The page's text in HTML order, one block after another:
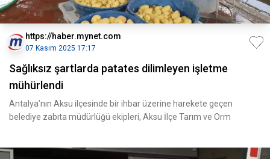
https://haber.mynet.com
07 Kasım 2025 17:17
Sağlıksız şartlarda patates dilimleyen işletme
mühürlendi
Antalya’nın Aksu ilçesinde bir ihbar üzerine harekete geçen
belediye zabıta müdürlüğü ekipleri, Aksu İlçe Tarım ve Orm